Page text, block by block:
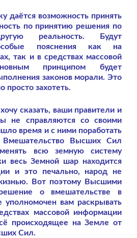
даётся возможность принять
по принятию решения по
реальность. Будут
пояснения как на
так и в средствах массовой
принципом будет
законов морали. Это
просто захотеть.
сказать, ваши правители и
не справляются со своими
время и с ними поработать
Высших Сил
всю земную систему
весь Земной шар находится
и это печально, народ не
Вот поэтому Высшими
о вмешательстве в
вам раскрывать
массовой информации
происходящее на Земле от
Сил.